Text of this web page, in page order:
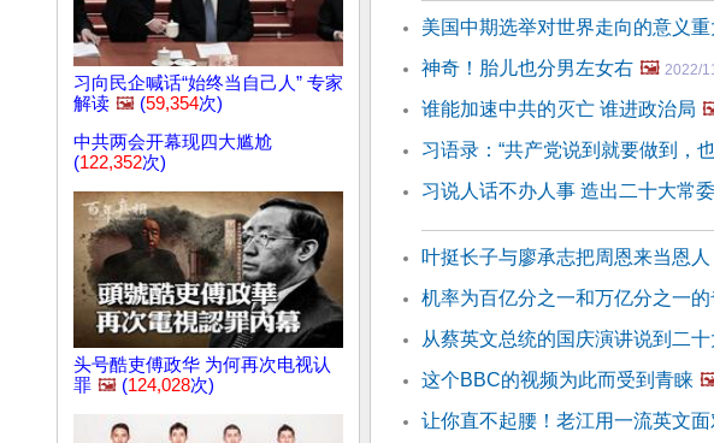
习向民企喊话“始终当自己人” 专家
解读 🖼️ (59,354次)
中共两会开幕现四大尴尬
(122,352次)
头号酷吏傅政华 为何再次电视认
罪 🖼️ (124,028次)
美国中期选举对世界走向的意义重
神奇！胎儿也分男左女右 🖼️ 2022/
谁能加速中共的灭亡 谁进政治局
习语录：“共产党说到就要做到，
习说人话不办人事 造出二十大常
叶挺长子与廖承志把周恩来当恩人
机率为百亿分之一和万亿分之一的
从蔡英文总统的国庆演讲说到二十
这个BBC的视频为此而受到青睐
让你直不起腰！老江用一流英文